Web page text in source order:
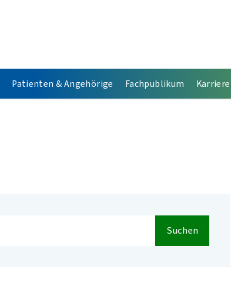
Patienten & Angehörige Fachpublikum Karriere
Suchen